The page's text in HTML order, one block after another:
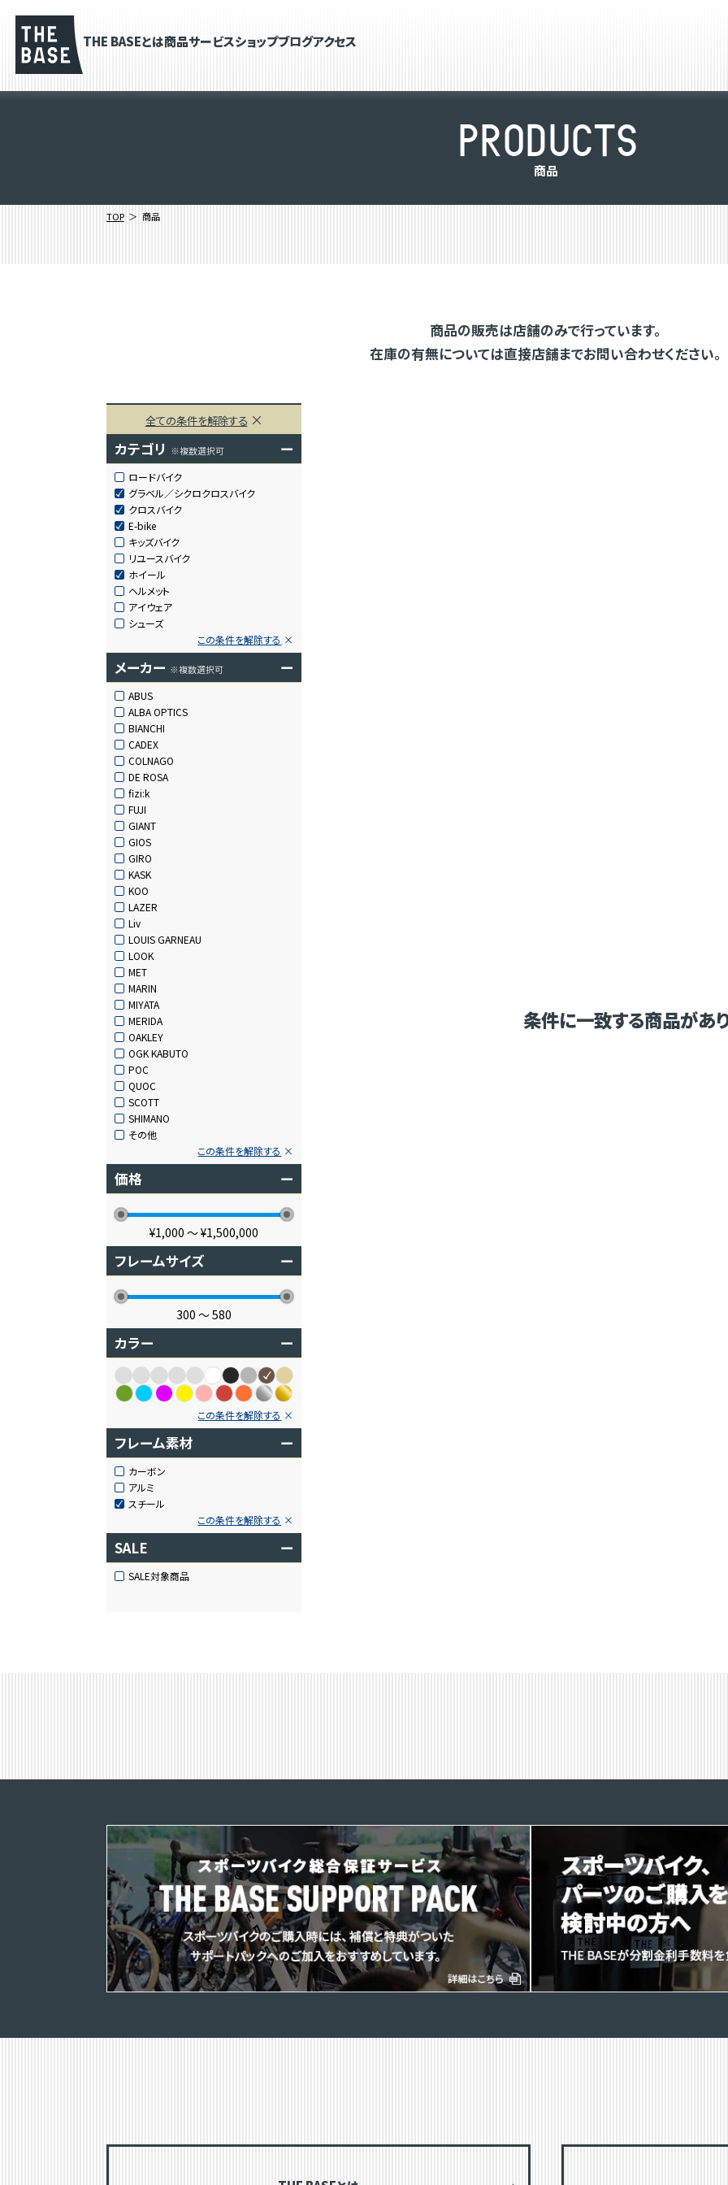
THE BASEとは商品サービスショップブログアクセス
PRODUCTS
商品
TOP 商品
商品の販売は店舗のみで行っています。
在庫の有無については直接店舗までお問い合わせください。
全ての条件を解除する
カテゴリ ※複数選択可 ー
ロードバイク
グラベル／シクロクロスバイク
クロスバイク
E-bike
キッズバイク
リユースバイク
ホイール
ヘルメット
アイウェア
シューズ
この条件を解除する
メーカー ※複数選択可 ー
ABUS
ALBA OPTICS
BIANCHI
CADEX
COLNAGO
DE ROSA
fizi:k
FUJI
GIANT
GIOS
GIRO
KASK
KOO
LAZER
Liv
LOUIS GARNEAU
LOOK
MET
MARIN
MIYATA
MERIDA
OAKLEY
OGK KABUTO
POC
QUOC
SCOTT
SHIMANO
その他
この条件を解除する
価格 ー
¥1,000 〜¥1,500,000
フレームサイズ ー
300 〜580
カラー ー
この条件を解除する
フレーム素材 ー
カーボン
アルミ
スチール
この条件を解除する
SALE ー
SALE対象商品
条件に一致する商品があ